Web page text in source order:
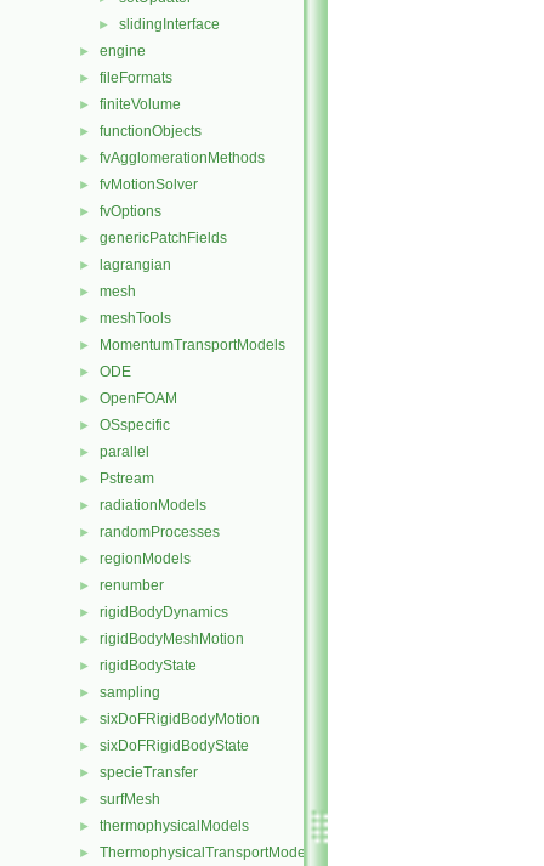
► slidingInterface
► engine
► fileFormats
► finiteVolume
► functionObjects
► fvAgglomerationMethods
► fvMotionSolver
► fvOptions
► genericPatchFields
► lagrangian
► mesh
► meshTools
► MomentumTransportModels
► ODE
► OpenFOAM
► OSspecific
► parallel
► Pstream
► radiationModels
► randomProcesses
► regionModels
► renumber
► rigidBodyDynamics
► rigidBodyMeshMotion
► rigidBodyState
► sampling
► sixDoFRigidBodyMotion
► sixDoFRigidBodyState
► specieTransfer
► surfMesh
► thermophysicalModels
► ThermophysicalTransportModels